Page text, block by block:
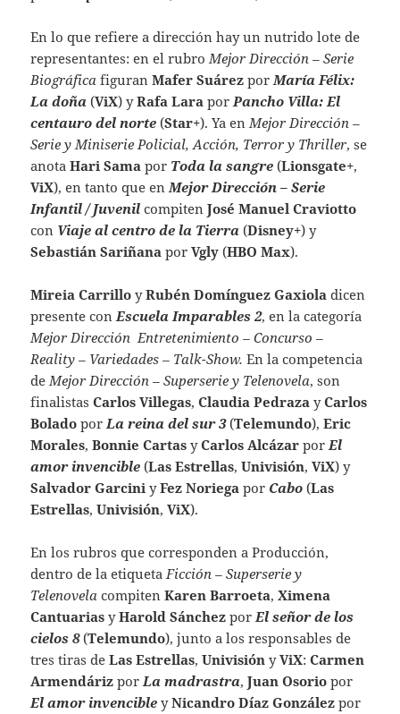
En lo que refiere a dirección hay un nutrido lote de
representantes: en el rubro Mejor Dirección – Serie
Biográfica figuranMafer Suárez por María Félix:
La doña (ViX) yRafa Lara por Pancho Villa: El
centauro del norte (Star+). Ya en Mejor Dirección –
Serie y Miniserie Policial, Acción, Terror y Thriller, se
anotaHari Sama por Toda la sangre (Lionsgate+,
ViX), en tanto que en Mejor Dirección – Serie
Infantil / JuvenilcompitenJosé Manuel Craviotto
con Viaje al centro de la Tierra(Disney+) y
Sebastián Sariñana porVgly (HBO Max).
Mireia Carrillo yRubén Domínguez Gaxiola dicen
presente con Escuela Imparables 2, en la categoría
Mejor Dirección Entretenimiento – Concurso –
Reality – Variedades – Talk-Show. En la competencia
de Mejor Dirección – Superserie y Telenovela, son
finalistasCarlos Villegas,Claudia PedrazayCarlos
Bolado por La reina del sur 3(Telemundo),Eric
Morales,Bonnie CartasyCarlos Alcázar por El
amor invencible (Las Estrellas, Univisión,ViX) y
Salvador GarciniyFez Noriega por Cabo (Las
Estrellas, Univisión,ViX).
En los rubros que corresponden a Producción,
dentro de la etiqueta Ficción – Superserie y
Telenovela compitenKaren Barroeta,Ximena
Cantuarias yHarold Sánchez por El señor de los
cielos 8(Telemundo), junto a los responsables de
tres tiras deLas Estrellas, Univisión yViX:Carmen
Armendáriz por La madrastra,Juan Osorio por
El amor invencible yNicandro Díaz González por